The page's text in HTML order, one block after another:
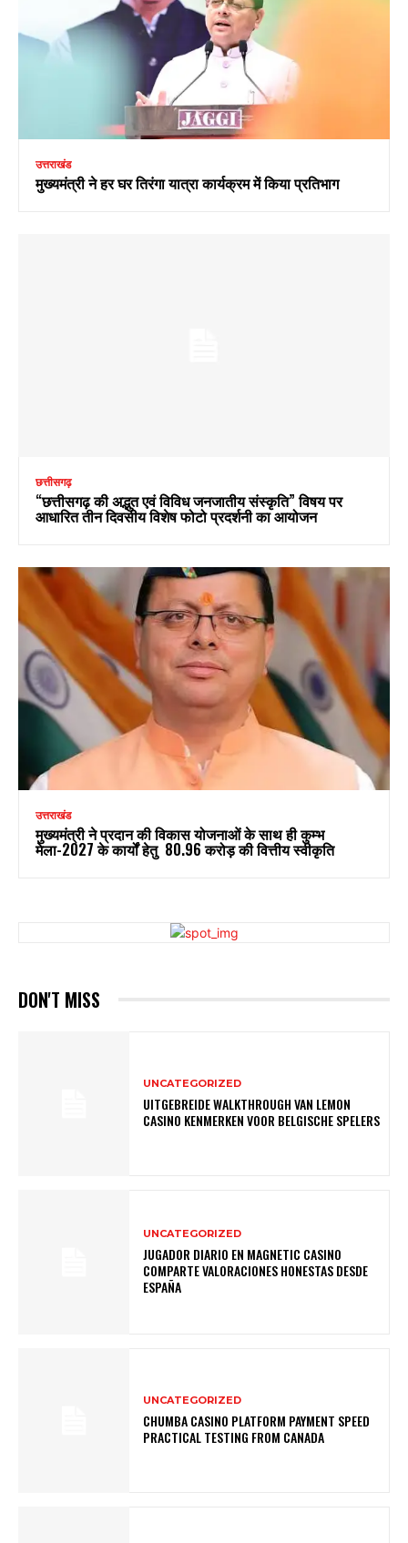
उत्तराखंड
मुख्यमंत्री ने हर घर तिरंगा यात्रा कार्यक्रम में किया प्रतिभाग
छत्तीसगढ़
“छत्तीसगढ़ की अद्भुत एवं विविध जनजातीय संस्कृति” विषय पर
आधारित तीन दिवसीय विशेष फोटो प्रदर्शनी का आयोजन
उत्तराखंड
मुख्यमंत्री ने प्रदान की विकास योजनाओं के साथ ही कुम्भ
मेला-2027 के कार्यों हेतु ₹ 80.96 करोड़ की वित्तीय स्वीकृति
DON'T MISS
UNCATEGORIZED
UITGEBREIDE WALKTHROUGH VAN LEMON
CASINO KENMERKEN VOOR BELGISCHE SPELERS
UNCATEGORIZED
JUGADOR DIARIO EN MAGNETIC CASINO
COMPARTE VALORACIONES HONESTAS DESDE
ESPAÑA
UNCATEGORIZED
CHUMBA CASINO PLATFORM PAYMENT SPEED
PRACTICAL TESTING FROM CANADA